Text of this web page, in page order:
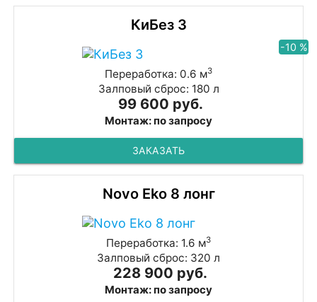
КиБез 3
-10 %
Переработка: 0.6 м3
Залповый сброс: 180 л
99 600 руб.
Монтаж: по запросу
ЗАКАЗАТЬ
Novo Eko 8 лонг
Переработка: 1.6 м3
Залповый сброс: 320 л
228 900 руб.
Монтаж: по запросу